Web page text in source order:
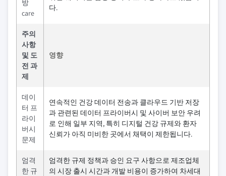
방
care
다.
주의
사항
및 도
전 과
제
영향
데이
터 프
라이
버시
문제
연속적인 건강 데이터 전송과 클라우드 기반 저장
과 관련된 데이터 프라이버시 및 사이버 보안 우려
로 인해 일부 지역, 특히 디지털 건강 규제와 환자
신뢰가 아직 미비한 곳에서 채택이 제한됩니다.
엄격
한 규
엄격한 규제 정책과 승인 요구 사항으로 제조업체
의 시장 출시 시간과 개발 비용이 증가하여 차세대